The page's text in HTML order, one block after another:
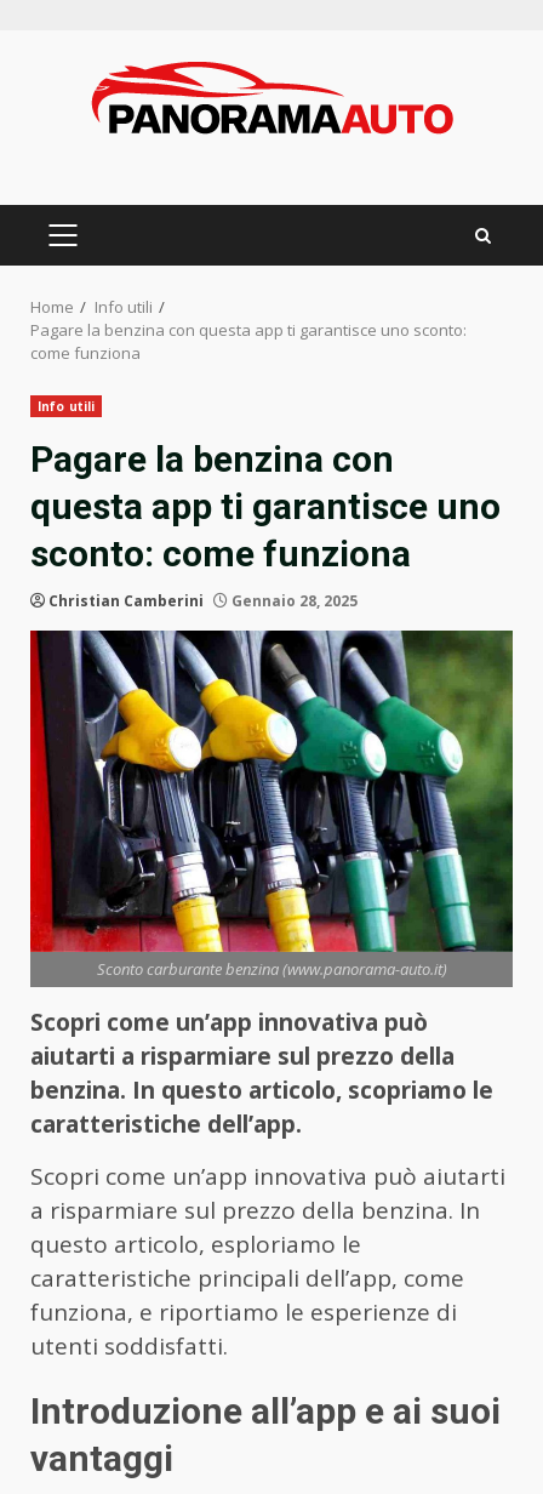
PRIMARY
Home
Info utili
Pagare la benzina con questa app ti garantisce uno sconto:
come funziona
Info utili
Pagare la benzina con
questa app ti garantisce uno
sconto: come funziona
Christian Camberini Gennaio 28, 2025
Sconto carburante benzina (www.panorama-auto.it)
Scopri come un’app innovativa può
aiutarti a risparmiare sul prezzo della
benzina. In questo articolo, scopriamo le
caratteristiche dell’app.
Scopri come un’app innovativa può aiutarti
a risparmiare sul prezzo della benzina. In
questo articolo, esploriamo le
caratteristiche principali dell’app, come
funziona, e riportiamo le esperienze di
utenti soddisfatti.
Introduzione all’app e ai suoi
vantaggi